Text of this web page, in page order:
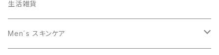
オーガニック
スキャルプケア
生活雑貨
Men´s スキンケア